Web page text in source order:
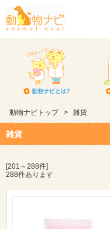
動物ナビトップ > 雑貨
雑貨
[201～288件]
288件あります